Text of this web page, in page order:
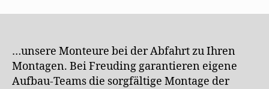
…unsere Monteure bei der Abfahrt zu Ihren
Montagen. Bei Freuding garantieren eigene
Aufbau-Teams die sorg­fältige Montage der